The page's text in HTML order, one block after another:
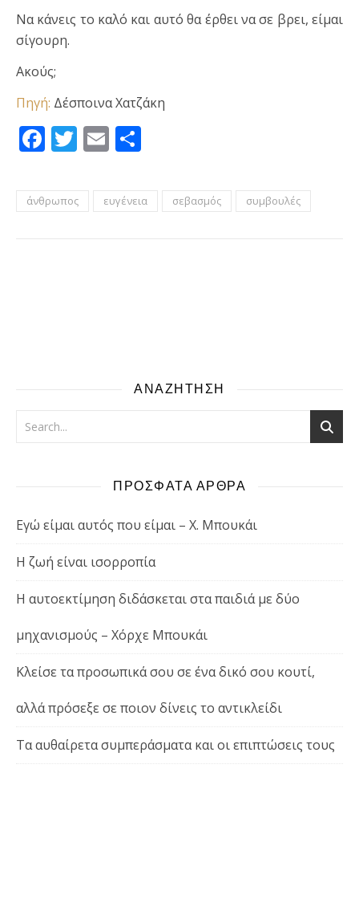
Να κάνεις το καλό και αυτό θα έρθει να σε βρει, είμαι
σίγουρη.
Ακούς;
Πηγή: Δέσποινα Χατζάκη
Facebook
Twitter
Email
άνθρωπος ευγένεια σεβασμός συμβουλές
ΑΝΑΖΗΤΗΣΗ
ΠΡΟΣΦΑΤΑ ΑΡΘΡΑ
Εγώ είμαι αυτός που είμαι – Χ. Μπουκάι
Η ζωή είναι ισορροπία
Η αυτοεκτίμηση διδάσκεται στα παιδιά με δύο
μηχανισμούς – Χόρχε Μπουκάι
Κλείσε τα προσωπικά σου σε ένα δικό σου κουτί,
αλλά πρόσεξε σε ποιον δίνεις το αντικλείδι
Τα αυθαίρετα συμπεράσματα και οι επιπτώσεις τους